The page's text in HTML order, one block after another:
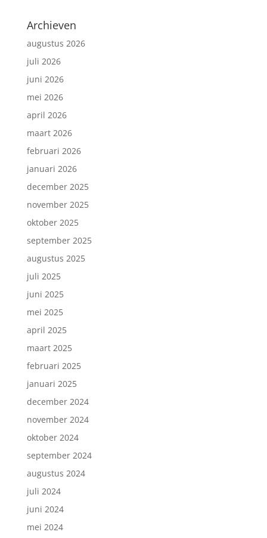
Archieven
augustus 2026
juli 2026
juni 2026
mei 2026
april 2026
maart 2026
februari 2026
januari 2026
december 2025
november 2025
oktober 2025
september 2025
augustus 2025
juli 2025
juni 2025
mei 2025
april 2025
maart 2025
februari 2025
januari 2025
december 2024
november 2024
oktober 2024
september 2024
augustus 2024
juli 2024
juni 2024
mei 2024